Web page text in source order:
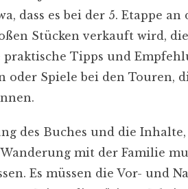
dass es bei der 5. Etappe an
Stücken verkauft wird,
praktische Tipps und
oder Spiele bei den Touren,
des Buches und die
mit der Familie
Es müssen die Vor- und